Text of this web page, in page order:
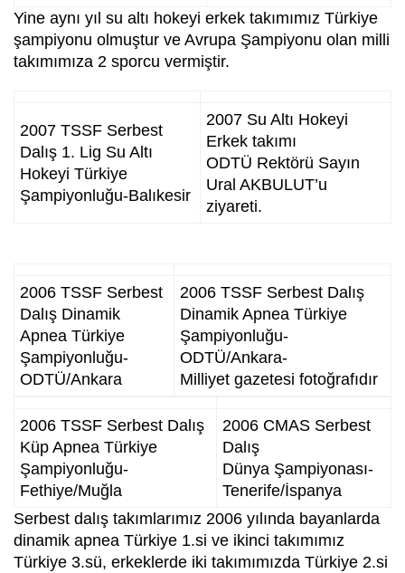
Yine aynı yıl su altı hokeyi erkek takımımız Türkiye
şampiyonu olmuştur ve Avrupa Şampiyonu olan milli
takımımıza 2 sporcu vermiştir.
2007 TSSF Serbest
Dalış 1. Lig Su Altı
Hokeyi Türkiye
Şampiyonluğu-Balıkesir
2007 Su Altı Hokeyi
Erkek takımı
ODTÜ Rektörü Sayın
Ural AKBULUT’u
ziyareti.
2006 TSSF Serbest
Dalış Dinamik
Apnea Türkiye
Şampiyonluğu-
ODTÜ/Ankara
2006 TSSF Serbest Dalış
Dinamik Apnea Türkiye
Şampiyonluğu-
ODTÜ/Ankara-
Milliyet gazetesi fotoğrafıdır
2006 TSSF Serbest Dalış
Küp Apnea Türkiye
Şampiyonluğu-
Fethiye/Muğla
2006 CMAS Serbest
Dalış
Dünya Şampiyonası-
Tenerife/İspanya
Serbest dalış takımlarımız 2006 yılında bayanlarda
dinamik apnea Türkiye 1.si ve ikinci takımımız
Türkiye 3.sü, erkeklerde iki takımımızda Türkiye 2.si